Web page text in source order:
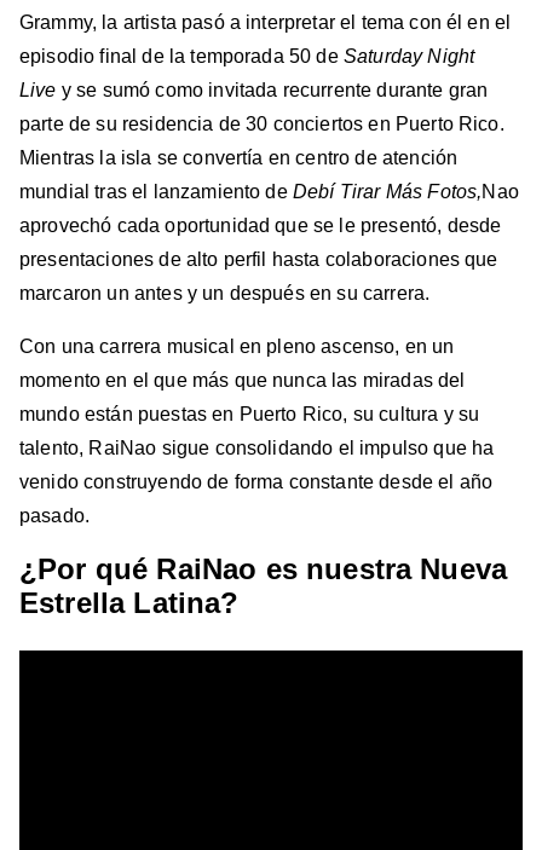
Grammy, la artista pasó a interpretar el tema con él en el
episodio final de la temporada 50 de Saturday Night
Live y se sumó como invitada recurrente durante gran
parte de su residencia de 30 conciertos en Puerto Rico.
Mientras la isla se convertía en centro de atención
mundial tras el lanzamiento de Debí Tirar Más Fotos,Nao
aprovechó cada oportunidad que se le presentó, desde
presentaciones de alto perfil hasta colaboraciones que
marcaron un antes y un después en su carrera.
Con una carrera musical en pleno ascenso, en un
momento en el que más que nunca las miradas del
mundo están puestas en Puerto Rico, su cultura y su
talento, RaiNao sigue consolidando el impulso que ha
venido construyendo de forma constante desde el año
pasado.
¿Por qué RaiNao es nuestra Nueva
Estrella Latina?